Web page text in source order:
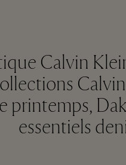
Calvin
printemps,
essentiels